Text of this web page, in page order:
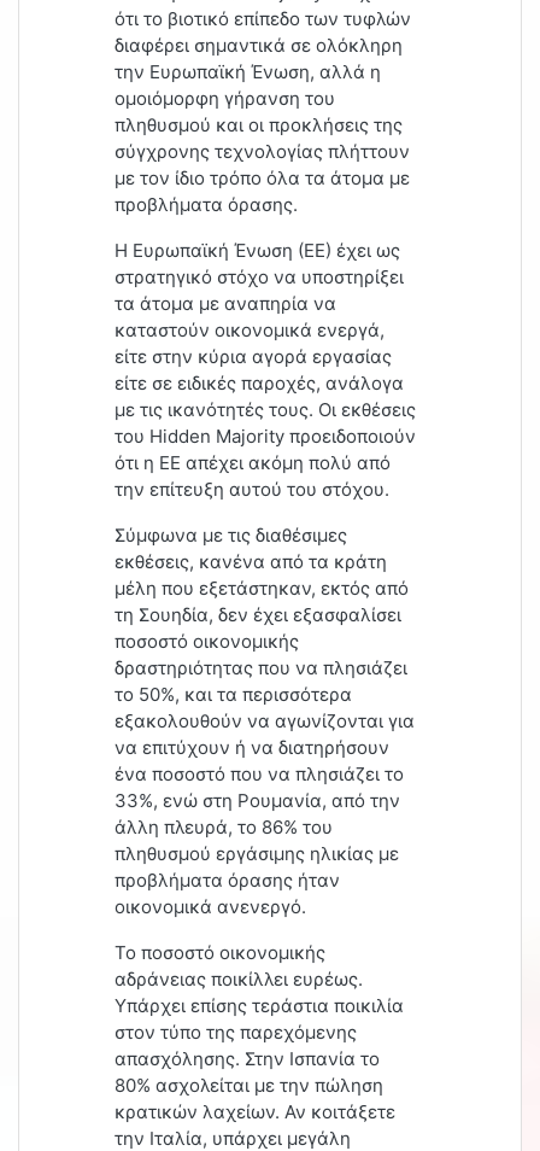
ότι το βιοτικό επίπεδο των τυφλών
διαφέρει σημαντικά σε ολόκληρη
την Ευρωπαϊκή Ένωση, αλλά η
ομοιόμορφη γήρανση του
πληθυσμού και οι προκλήσεις της
σύγχρονης τεχνολογίας πλήττουν
με τον ίδιο τρόπο όλα τα άτομα με
προβλήματα όρασης.
Η Ευρωπαϊκή Ένωση (ΕΕ) έχει ως
στρατηγικό στόχο να υποστηρίξει
τα άτομα με αναπηρία να
καταστούν οικονομικά ενεργά,
είτε στην κύρια αγορά εργασίας
είτε σε ειδικές παροχές, ανάλογα
με τις ικανότητές τους. Οι εκθέσεις
του Hidden Majority προειδοποιούν
ότι η ΕΕ απέχει ακόμη πολύ από
την επίτευξη αυτού του στόχου.
Σύμφωνα με τις διαθέσιμες
εκθέσεις, κανένα από τα κράτη
μέλη που εξετάστηκαν, εκτός από
τη Σουηδία, δεν έχει εξασφαλίσει
ποσοστό οικονομικής
δραστηριότητας που να πλησιάζει
το 50%, και τα περισσότερα
εξακολουθούν να αγωνίζονται για
να επιτύχουν ή να διατηρήσουν
ένα ποσοστό που να πλησιάζει το
33%, ενώ στη Ρουμανία, από την
άλλη πλευρά, το 86% του
πληθυσμού εργάσιμης ηλικίας με
προβλήματα όρασης ήταν
οικονομικά ανενεργό.
Το ποσοστό οικονομικής
αδράνειας ποικίλλει ευρέως.
Υπάρχει επίσης τεράστια ποικιλία
στον τύπο της παρεχόμενης
απασχόλησης. Στην Ισπανία το
80% ασχολείται με την πώληση
κρατικών λαχείων. Αν κοιτάξετε
την Ιταλία, υπάρχει μεγάλη